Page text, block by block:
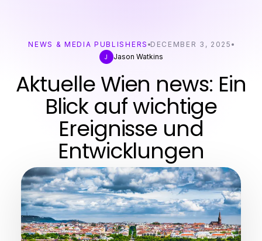
NEWS & MEDIA PUBLISHERS DECEMBER 3, 2025
J
Jason Watkins
Aktuelle Wien news: Ein
Blick auf wichtige
Ereignisse und
Entwicklungen